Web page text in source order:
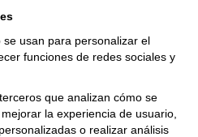
valoraciones para este
usan para personalizar el
funciones de redes sociales y
que analizan cómo se
la experiencia de usuario,
o realizar análisis